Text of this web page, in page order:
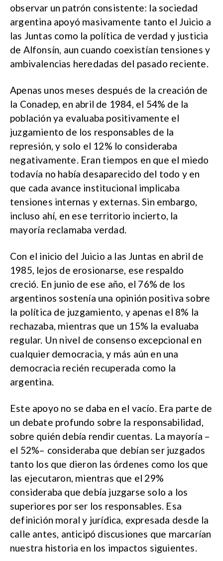
observar un patrón consistente: la sociedad
argentina apoyó masivamente tanto el Juicio a
las Juntas como la política de verdad y justicia
de Alfonsín, aun cuando coexistían tensiones y
ambivalencias heredadas del pasado reciente.
Apenas unos meses después de la creación de
la Conadep, en abril de 1984, el 54% de la
población ya evaluaba positivamente el
juzgamiento de los responsables de la
represión, y solo el 12% lo consideraba
negativamente. Eran tiempos en que el miedo
todavía no había desaparecido del todo y en
que cada avance institucional implicaba
tensiones internas y externas. Sin embargo,
incluso ahí, en ese territorio incierto, la
mayoría reclamaba verdad.
Con el inicio del Juicio a las Juntas en abril de
1985, lejos de erosionarse, ese respaldo
creció. En junio de ese año, el 76% de los
argentinos sostenía una opinión positiva sobre
la política de juzgamiento, y apenas el 8% la
rechazaba, mientras que un 15% la evaluaba
regular. Un nivel de consenso excepcional en
cualquier democracia, y más aún en una
democracia recién recuperada como la
argentina.
Este apoyo no se daba en el vacío. Era parte de
un debate profundo sobre la responsabilidad,
sobre quién debía rendir cuentas. La mayoría –
el 52%– consideraba que debían ser juzgados
tanto los que dieron las órdenes como los que
las ejecutaron, mientras que el 29%
consideraba que debía juzgarse solo a los
superiores por ser los responsables. Esa
definición moral y jurídica, expresada desde la
calle antes, anticipó discusiones que marcarían
nuestra historia en los impactos siguientes.